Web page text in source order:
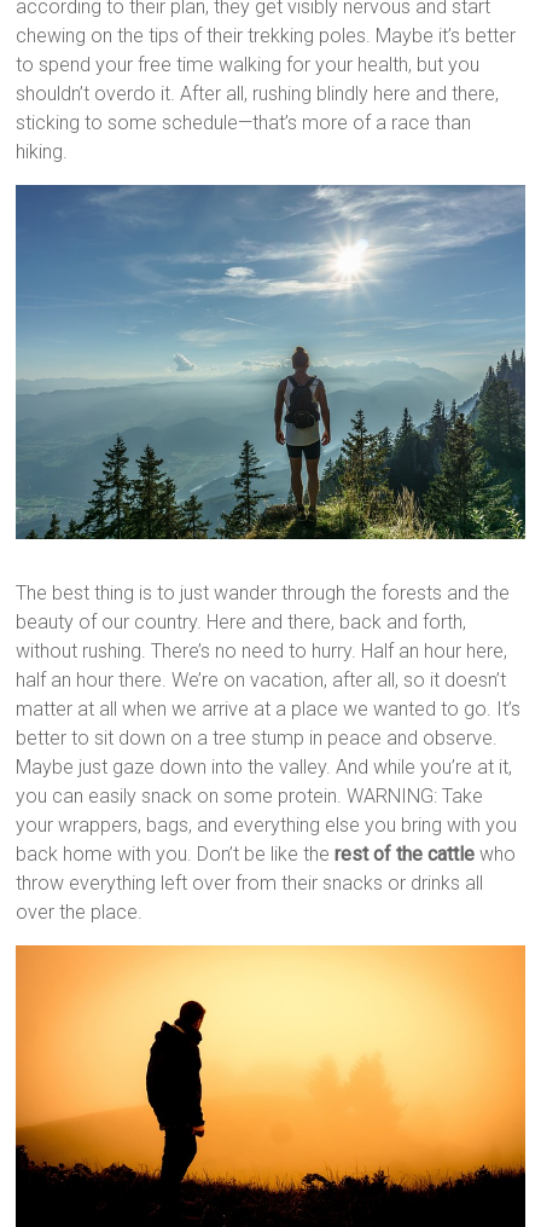
according to their plan, they get visibly nervous and start
chewing on the tips of their trekking poles. Maybe it’s better
to spend your free time walking for your health, but you
shouldn’t overdo it. After all, rushing blindly here and there,
sticking to some schedule—that’s more of a race than
hiking.
The best thing is to just wander through the forests and the
beauty of our country. Here and there, back and forth,
without rushing. There’s no need to hurry. Half an hour here,
half an hour there. We’re on vacation, after all, so it doesn’t
matter at all when we arrive at a place we wanted to go. It’s
better to sit down on a tree stump in peace and observe.
Maybe just gaze down into the valley. And while you’re at it,
you can easily snack on some protein. WARNING: Take
your wrappers, bags, and everything else you bring with you
back home with you. Don’t be like therest of the cattle who
throw everything left over from their snacks or drinks all
over the place.